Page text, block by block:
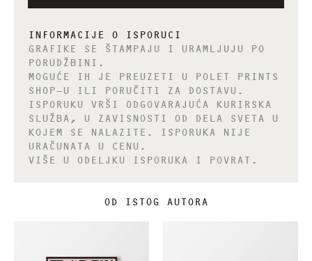
INFORMACIJE O ISPORUCI
GRAFIKE SE ŠTAMPAJU I URAMLJUJU PO
PORUDŽBINI.
MOGUĆE IH JE PREUZETI U POLET PRINTS
SHOP-U ILI PORUČITI ZA DOSTAVU.
ISPORUKU VRŠI ODGOVARAJUĆA KURIRSKA
SLUŽBA, U ZAVISNOSTI OD DELA SVETA U
KOJEM SE NALAZITE. ISPORUKA NIJE
URAČUNATA U CENU.
VIŠE U ODELJKU ISPORUKA I POVRAT.
OD ISTOG AUTORA